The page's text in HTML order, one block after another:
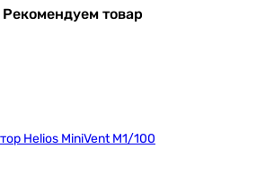
Рекомендуем товар
Helios MiniVent M1/100